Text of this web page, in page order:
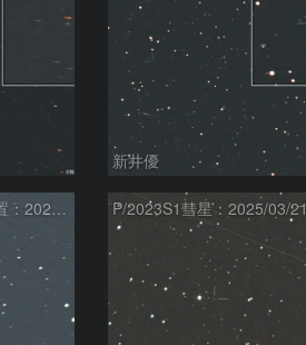
新井優
433P彗星の予報位置：2025/05/04 P/2023S1彗星：2025/03/21